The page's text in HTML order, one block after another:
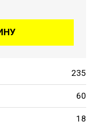
235
60
18